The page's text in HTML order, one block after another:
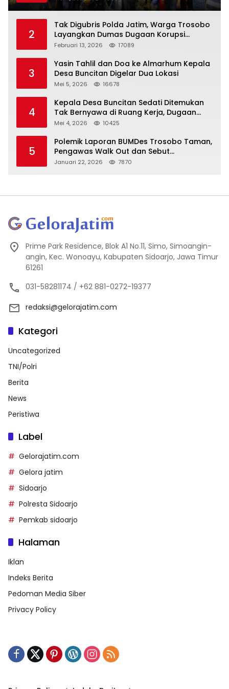
2
Tak Digubris Polda Jatim, Warga Trosobo
Layangkan Dumas Dugaan Korupsi
Oknum DPRD Sidoarjo ke Kapolri
Februari 13, 2026 17089
3
Yasin Tahlil dan Doa ke Almarhum Kepala
Desa Buncitan Digelar Dua Lokasi
Mei 5, 2026 16678
4
Kepala Desa Buncitan Sedati Ditemukan
Tak Bernyawa di Ruang Kerja, Dugaan
Bunuh Diri Menguat
Mei 4, 2026 10425
5
Polemik Laporan BUMDes Trosobo Taman,
Pengawas Walk Out dan Sebut
Kejanggalan
Januari 22, 2026 7870
Prime Park Residence, Blok A1 No.11, Simo, Simoangin-
angin, Kec. Wonoayu, Kabupaten Sidoarjo, Jawa Timur
61261
031-58281174 / +62 881-0272-19377
redaksi@gelorajatim.com
Kategori
Uncategorized
TNI/Polri
Berita
News
Peristiwa
Label
Gelorajatim.com
Gelora jatim
Sidoarjo
Polresta Sidoarjo
Pemkab sidoarjo
Halaman
Iklan
Indeks Berita
Pedoman Media Siber
Privacy Policy